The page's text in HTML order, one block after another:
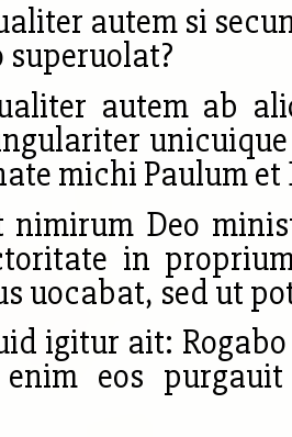
autem si
superuolat?
autem ab
michi Paulum et
nimirum Deo
in
uocabat, sed ut
igitur ait:
enim eos